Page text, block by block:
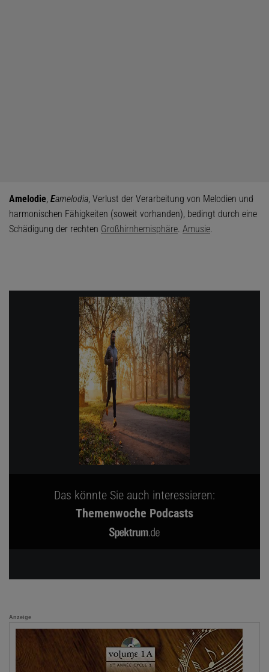
Amelodie, Eamelodia, Verlust der Verarbeitung von Melodien und
harmonischen Fähigkeiten (soweit vorhanden), bedingt durch eine
Schädigung der rechten Großhirnhemisphäre. Amusie.
Das könnte Sie auch interessieren:
Themenwoche Podcasts
Anzeige